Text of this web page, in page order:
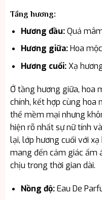
Tầng hương:
Hương đầu:Quả
Hương giữa:Hoa
Hương cuối:Xạ
Ở tầng hương giữa, hoa
chính, kết hợp cùng hoa
thể mềm mại nhưng
hiện rõ nhất sự nữ tính
lại, lớp hương cuối với
mang đến cảm giác ấm
chịu trong thời gian dài.
Nồng độ:Eau De